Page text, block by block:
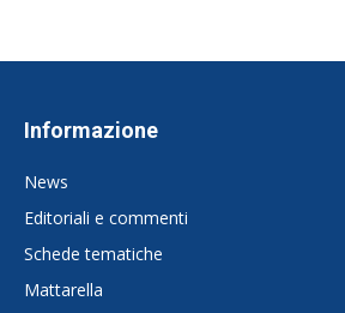
Informazione
News
Editoriali e commenti
Schede tematiche
Mattarella